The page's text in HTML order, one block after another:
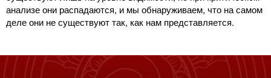
анализе они распадаются, и мы обнаруживаем, что на самом
деле они не существуют так, как нам представляется.